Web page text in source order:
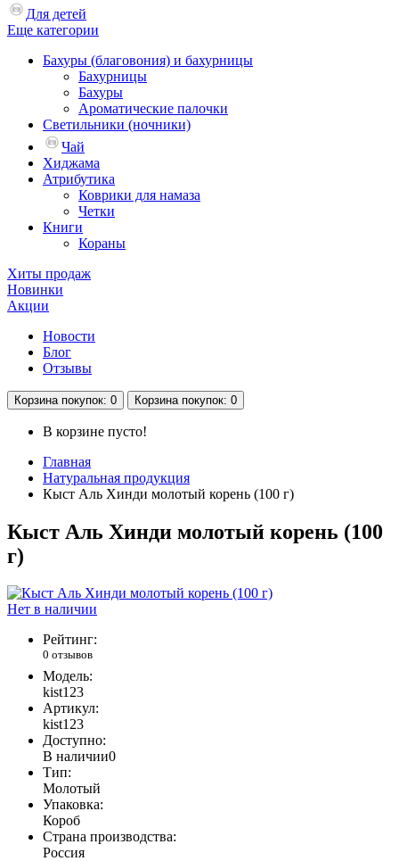
Для детей
Еще категории
Бахуры (благовония) и бахурницы
Бахурницы
Бахуры
Ароматические палочки
Светильники (ночники)
Чай
Хиджама
Атрибутика
Коврики для намаза
Четки
Книги
Кораны
Хиты продаж
Новинки
Акции
Новости
Блог
Отзывы
Корзина покупок: 0 Корзина покупок: 0
В корзине пусто!
Главная
Натуральная продукция
Кыст Аль Хинди молотый корень (100 г)
Кыст Аль Хинди молотый корень (100
г)
Нет в наличии
Рейтинг:
0 отзывов
Модель:
kist123
Артикул:
kist123
Доступно:
В наличии0
Тип:
Молотый
Упаковка:
Короб
Страна производства:
Россия